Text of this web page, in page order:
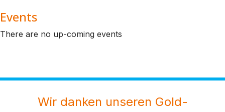
Events
There are no up-coming events
Wir danken unseren Gold-